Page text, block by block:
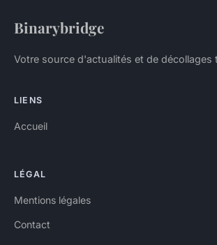
Binarybridge
Votre source d'actualités et de décollages
LIENS
Accueil
LÉGAL
Mentions légales
Contact